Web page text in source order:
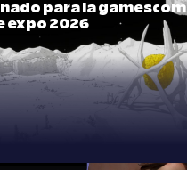
para la gamescom
expo 2026